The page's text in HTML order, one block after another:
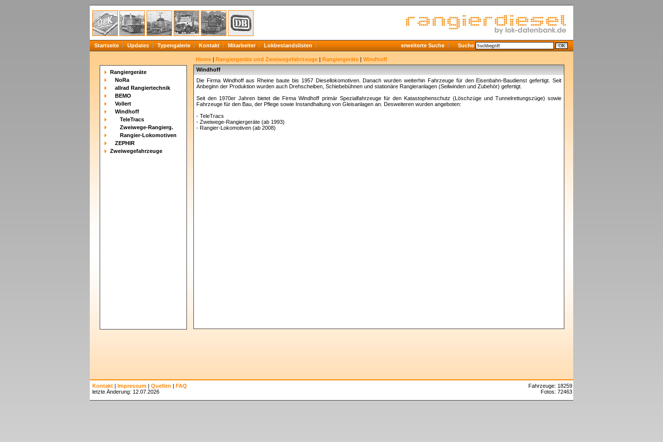
Startseite Updates Typengalerie Kontakt Mitarbeiter Lokbestandslisten erweiterte Suche Suche
Rangiergeräte
NoRa
allrad Rangiertechnik
BEMO
Vollert
Windhoff
TeleTracs
Zweiwege-Rangierg.
Rangier-Lokomotiven
ZEPHIR
Zweiwegefahrzeuge
Home | Rangiergeräte und Zweiwegefahrzeuge | Rangiergeräte | Windhoff
Windhoff
Die Firma Windhoff aus Rheine baute bis 1957 Diesellokomotiven. Danach wurden weiterhin Fahrzeuge für den Eisenbahn-Baudienst gefertigt. Seit
Anbeginn der Produktion wurden auch Drehscheiben, Schiebebühnen und stationäre Rangieranlagen (Seilwinden und Zubehör) gefertigt.
Seit den 1970er Jahren bietet die Firma Windhoff primär Spezialfahrzeuge für den Katastophenschutz (Löschzüge und Tunnelrettungszüge) sowie
Fahrzeuge für den Bau, der Pflege sowie Instandhaltung von Gleisanlagen an. Desweiteren wurden angeboten:
- TeleTracs
- Zweiwege-Rangiergeräte (ab 1993)
- Rangier-Lokomotiven (ab 2008)
Kontakt | Impressum | Quellen | FAQ
letzte Änderung: 12.07.2026
Fahrzeuge: 18259
Fotos: 72463